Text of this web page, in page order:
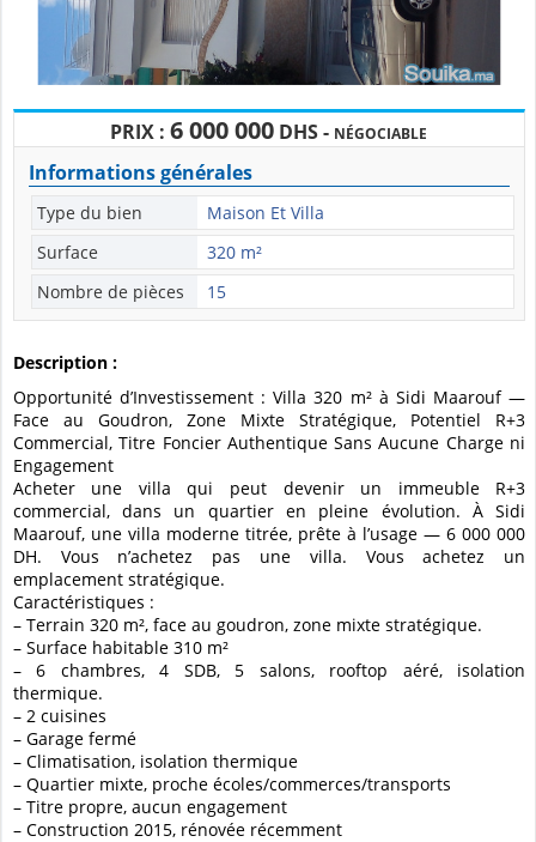
PRIX :6 000 000 DHS - NÉGOCIABLE
Informations générales
Type du bien
Maison Et Villa
Surface
320 m²
Nombre de pièces
15
Description :
Opportunité d’Investissement : Villa 320 m² à Sidi Maarouf —
Face au Goudron, Zone Mixte Stratégique, Potentiel R+3
Commercial, Titre Foncier Authentique Sans Aucune Charge ni
Engagement
Acheter une villa qui peut devenir un immeuble R+3
commercial, dans un quartier en pleine évolution. À Sidi
Maarouf, une villa moderne titrée, prête à l’usage — 6 000 000
DH. Vous n’achetez pas une villa. Vous achetez un
emplacement stratégique.
Caractéristiques :
– Terrain 320 m², face au goudron, zone mixte stratégique.
– Surface habitable 310 m²
– 6 chambres, 4 SDB, 5 salons, rooftop aéré, isolation
thermique.
– 2 cuisines
– Garage fermé
– Climatisation, isolation thermique
– Quartier mixte, proche écoles/commerces/transports
– Titre propre, aucun engagement
– Construction 2015, rénovée récemment